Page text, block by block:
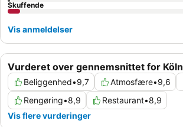
Vurderet over gennemsnittet for Köln
Beliggenhed•9,7 Atmosfære•9,6
Rengøring•8,9 Restaurant•8,9
Vis flere vurderinger
Skuffende
Vis anmeldelser